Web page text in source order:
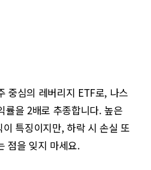
중심의 레버리지 ETF로, 나스
률을 2배로 추종합니다. 높은
특징이지만, 하락 시 손실 또
점을 잊지 마세요.